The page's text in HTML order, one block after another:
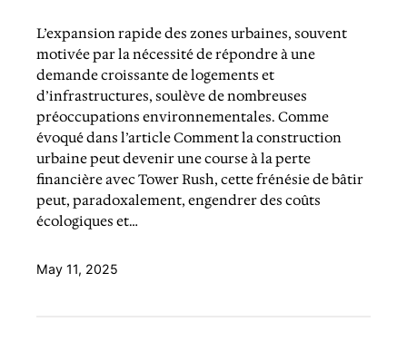
L’expansion rapide des zones urbaines, souvent
motivée par la nécessité de répondre à une
demande croissante de logements et
d’infrastructures, soulève de nombreuses
préoccupations environnementales. Comme
évoqué dans l’article Comment la construction
urbaine peut devenir une course à la perte
financière avec Tower Rush, cette frénésie de bâtir
peut, paradoxalement, engendrer des coûts
écologiques et…
May 11, 2025